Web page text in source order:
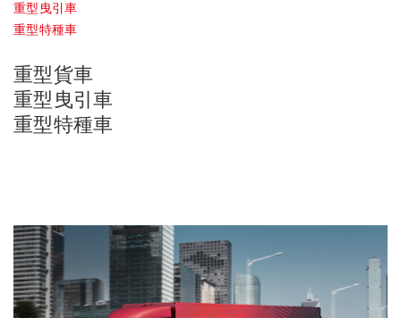
重型曳引車
重型特種車
重型貨車
重型曳引車
重型特種車